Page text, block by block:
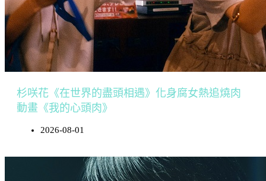
杉咲花《在世界的盡頭相遇》化身腐女熱追燒肉
動畫《我的心頭肉》
2026-08-01